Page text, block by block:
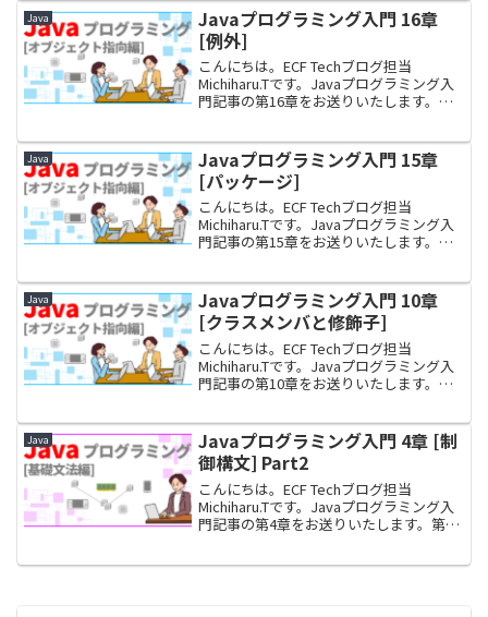
照型を用いたり、参照型の配列...
Java
Javaプログラミング入門 16章
[例外]
こんにちは。ECF Techブログ担当
Michiharu.Tです。Javaプログラミング入
門記事の第16章をお送りいたします。第
のリンクから確認できます。本章では、...
Java
Javaプログラミング入門 15章
[パッケージ]
こんにちは。ECF Techブログ担当
Michiharu.Tです。Javaプログラミング入
門記事の第15章をお送りいたします。第
は下記のリンクから確認できます。本章...
Java
Javaプログラミング入門 10章
[クラスメンバと修飾子]
こんにちは。ECF Techブログ担当
Michiharu.Tです。Javaプログラミング入
門記事の第10章をお送りいたします。第
一覧については下記のリンクから確認で
き...
Java
Javaプログラミング入門 4章 [制
御構文] Part2
こんにちは。ECF Techブログ担当
Michiharu.Tです。Javaプログラミング入
門記事の第4章をお送りいたします。第4